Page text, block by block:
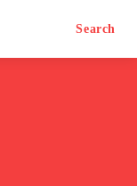
Search